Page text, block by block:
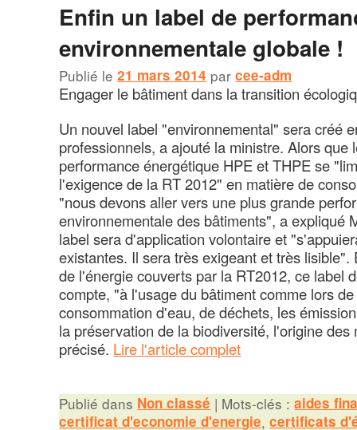
Enfin un label de
environnementale globale !
Publié le21 mars 2014 parcee-adm
Engager le bâtiment dans la transition
Un nouvel label "environnemental" sera créé
professionnels, a ajouté la ministre. Alors que
performance énergétique HPE et THPE se
l'exigence de la RT 2012" en matière de
"nous devons aller vers une plus grande
environnementale des bâtiments", a expliqué
label sera d'application volontaire et
existantes. Il sera très exigeant et très
de l'énergie couverts par la RT2012, ce label
compte, "à l'usage du bâtiment comme lors
consommation d'eau, de déchets, les
la préservation de la biodiversité, l'origine des
précisé. Lire l'article complet
Publié dans Non classé | Mots-clés : aides
certificat d'economie d'energie,certificats